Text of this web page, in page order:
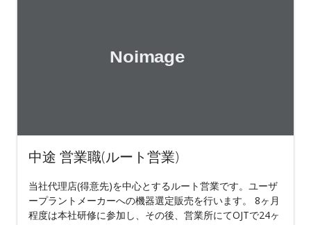
中途 営業職(ルート営業)
当社代理店(得意先)を中心とするルート営業です。ユーザ
ープラントメーカーへの機器選定販売を行います。 8ヶ月
程度は本社研修に参加し、その後、営業所にてOJTで24ヶ